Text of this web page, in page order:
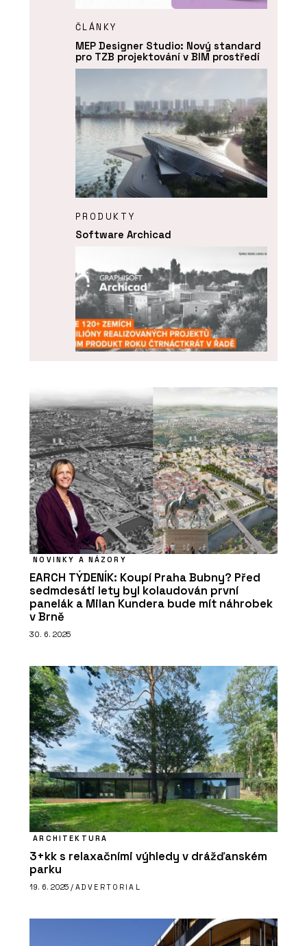
ČLÁNKY
MEP Designer Studio: Nový standard
pro TZB projektování v BIM prostředí
PRODUKTY
Software Archicad
ČLÁNKY
ARCHICAD 29 – „bimování“ prakticky a
jednoduše
O FIRMĚ
Centrum pro podporu počítačové
grafiky ČR (CEGRA)
ČLÁNKY
Nový parkovací dům v Ostravě bude
mít hřiště na střeše a nabídne místa
pro auta, lidi i zeleň
NOVINKY A NÁZORY
EARCH TÝDENÍK: Koupí Praha Bubny? Před
sedmdesáti lety byl kolaudován první
panelák a Milan Kundera bude mít náhrobek
v Brně
30. 6. 2025
ARCHITEKTURA
3+kk s relaxačními výhledy v drážďanském
parku
19. 6. 2025 / ADVERTORIAL